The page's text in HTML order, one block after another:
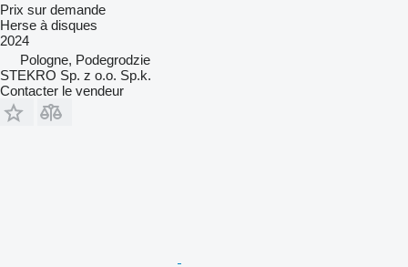
Prix sur demande
Herse à disques
2024
Pologne, Podegrodzie
STEKRO Sp. z o.o. Sp.k.
Contacter le vendeur